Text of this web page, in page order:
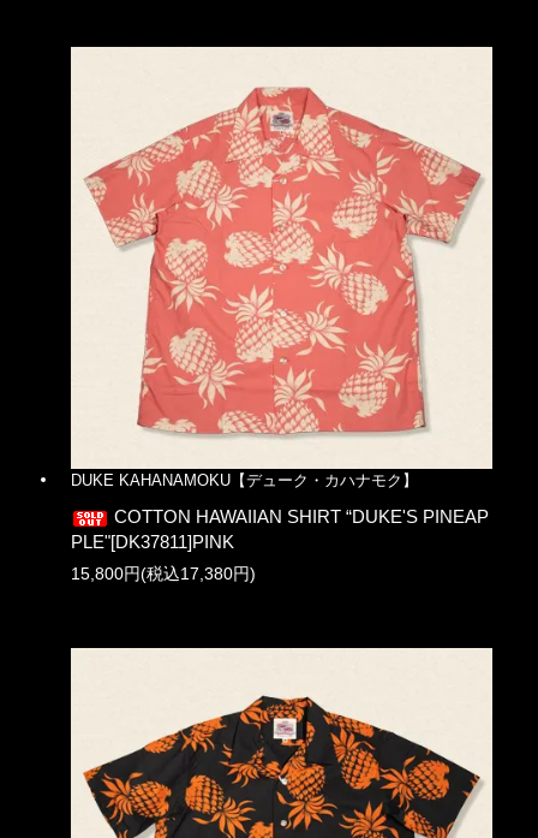
DUKE KAHANAMOKU【デューク・カハナモク】
COTTON HAWAIIAN SHIRT “DUKE'S PINEAP
PLE"[DK37811]PINK
15,800円(税込17,380円)